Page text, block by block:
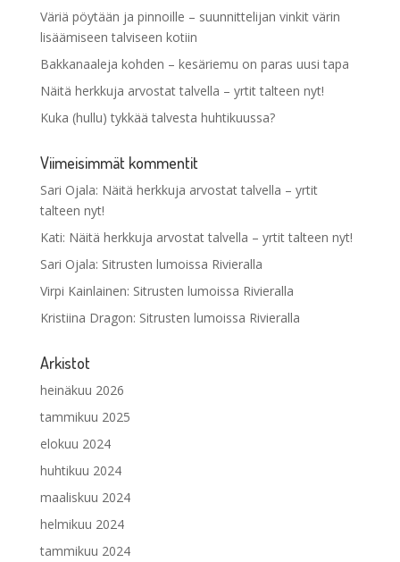
Väriä pöytään ja pinnoille – suunnittelijan vinkit värin
lisäämiseen talviseen kotiin
Bakkanaaleja kohden – kesäriemu on paras uusi tapa
Näitä herkkuja arvostat talvella – yrtit talteen nyt!
Kuka (hullu) tykkää talvesta huhtikuussa?
Viimeisimmät kommentit
Sari Ojala: Näitä herkkuja arvostat talvella – yrtit
talteen nyt!
Kati: Näitä herkkuja arvostat talvella – yrtit talteen nyt!
Sari Ojala: Sitrusten lumoissa Rivieralla
Virpi Kainlainen: Sitrusten lumoissa Rivieralla
Kristiina Dragon: Sitrusten lumoissa Rivieralla
Arkistot
heinäkuu 2026
tammikuu 2025
elokuu 2024
huhtikuu 2024
maaliskuu 2024
helmikuu 2024
tammikuu 2024